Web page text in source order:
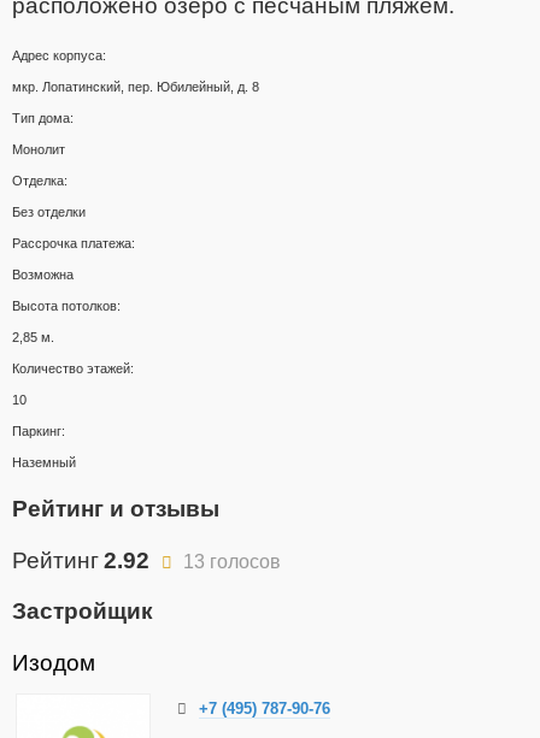
расположено озеро с песчаным пляжем.
Адрес корпуса:
мкр. Лопатинский, пер. Юбилейный, д. 8
Тип дома:
Монолит
Отделка:
Без отделки
Рассрочка платежа:
Возможна
Высота потолков:
2,85 м.
Количество этажей:
10
Паркинг:
Наземный
Рейтинг и отзывы
Рейтинг2.92 13 голосов
Застройщик
Изодом
+7 (495) 787-90-76